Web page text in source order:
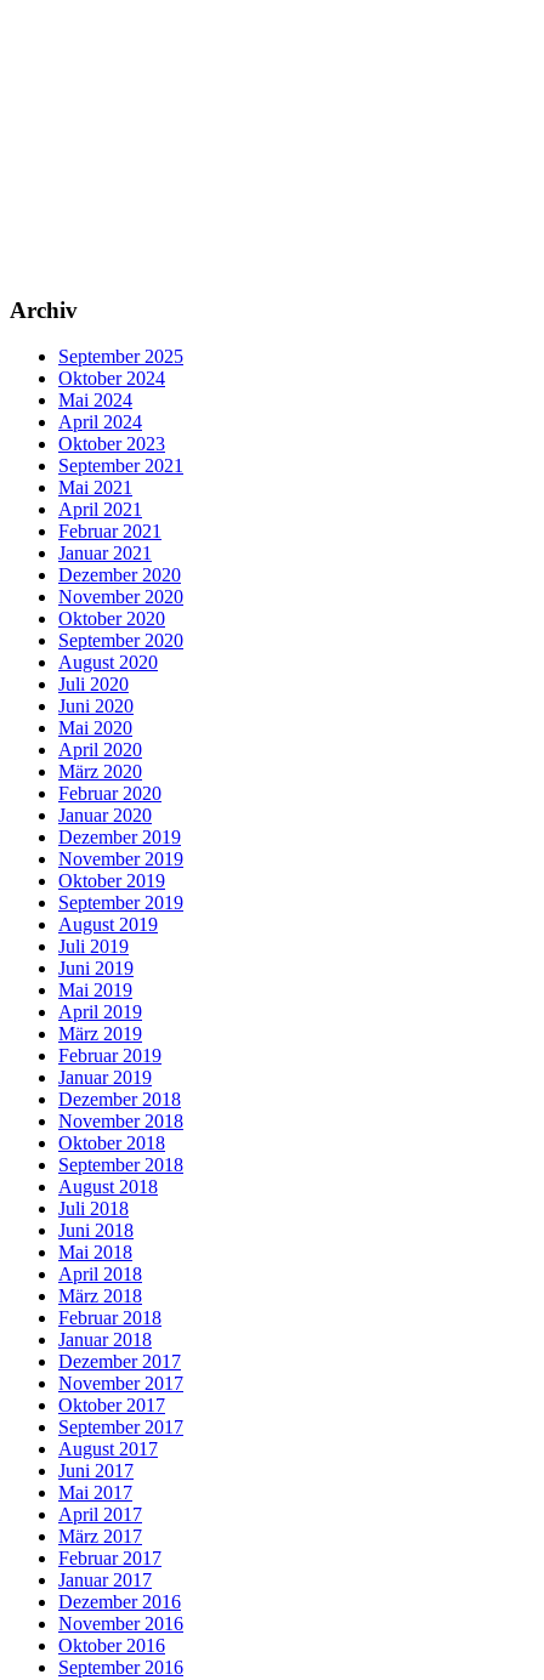
Archiv
September 2025
Oktober 2024
Mai 2024
April 2024
Oktober 2023
September 2021
Mai 2021
April 2021
Februar 2021
Januar 2021
Dezember 2020
November 2020
Oktober 2020
September 2020
August 2020
Juli 2020
Juni 2020
Mai 2020
April 2020
März 2020
Februar 2020
Januar 2020
Dezember 2019
November 2019
Oktober 2019
September 2019
August 2019
Juli 2019
Juni 2019
Mai 2019
April 2019
März 2019
Februar 2019
Januar 2019
Dezember 2018
November 2018
Oktober 2018
September 2018
August 2018
Juli 2018
Juni 2018
Mai 2018
April 2018
März 2018
Februar 2018
Januar 2018
Dezember 2017
November 2017
Oktober 2017
September 2017
August 2017
Juni 2017
Mai 2017
April 2017
März 2017
Februar 2017
Januar 2017
Dezember 2016
November 2016
Oktober 2016
September 2016